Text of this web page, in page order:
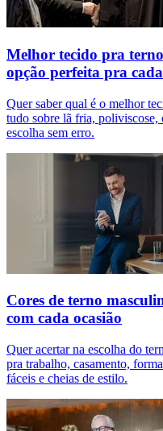
Melhor tecido pra
opção perfeita pra
Quer saber qual é o melhor
tudo sobre lã fria, poliviscose,
escolha sem erro.
Cores de terno
com cada ocasião
Quer acertar na escolha do
pra trabalho, casamento,
fáceis e cheias de estilo.